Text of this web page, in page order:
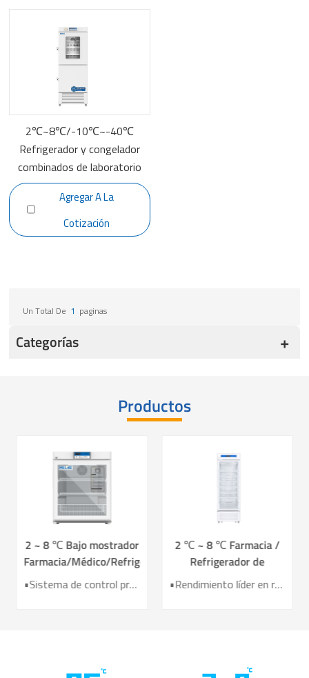
2℃~8℃/-10℃~-40℃
Refrigerador y congelador
combinados de laboratorio
YCD-FL289
Agregar A La
Cotización
Un Total De 1 Paginas
Categorías
Productos
2 ~ 8 ℃ Bajo mostrador
Farmacia/Médico/Refrigerador
de vacunas YC-130L •Sistema de control preciso •Sistema de refrigeración por aire • Registrador de datos USB incorporado •Alarmas sonoras y visuales perfectas • Diseño de Operación Ergonómica
2 ℃ ~ 8 ℃ Farmacia /
Refrigerador de
vacunas para farmacia y•Rendimiento líder en refrigeración por aire •Eficiencia de ahorro de energía mejorada 40%+ •Puerta de calefacción eléctrica para un mejor efecto anticondensación •7 sensores para alta precisión de control de temperatura •Sistema inteligente de alarma audible y visible